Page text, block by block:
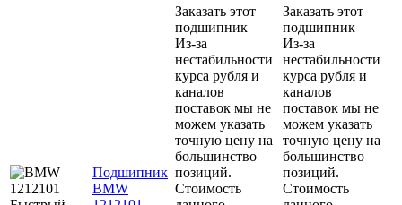
Подшипник
BMW
Заказать этот
подшипник
Из-за
нестабильности
курса рубля и
каналов
поставок мы не
можем указать
точную цену на
большинство
позиций.
Стоимость
Заказать этот
подшипник
Из-за
нестабильности
курса рубля и
каналов
поставок мы не
можем указать
точную цену на
большинство
позиций.
Стоимость